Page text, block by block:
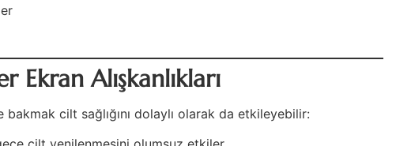
Alışkanlıkları
bakmak cilt sağlığını dolaylı olarak da etkileyebilir: